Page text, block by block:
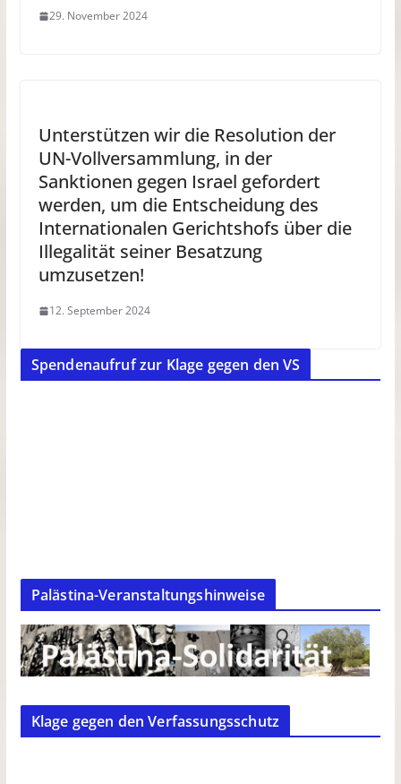
29. November 2024
Unterstützen wir die Resolution der
UN-Vollversammlung, in der
Sanktionen gegen Israel gefordert
werden, um die Entscheidung des
Internationalen Gerichtshofs über die
Illegalität seiner Besatzung
umzusetzen!
12. September 2024
Spendenaufruf zur Klage gegen den VS
Palästina-Veranstaltungshinweise
Klage gegen den Verfassungsschutz